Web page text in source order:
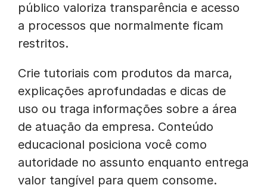
público valoriza transparência e acesso
a processos que normalmente ficam
restritos.
Crie tutoriais com produtos da marca,
explicações aprofundadas e dicas de
uso ou traga informações sobre a área
de atuação da empresa. Conteúdo
educacional posiciona você como
autoridade no assunto enquanto entrega
valor tangível para quem consome.